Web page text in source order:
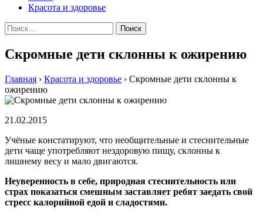
Красота и здоровье
Найти:
Скромные дети склонны к ожирению
Главная › Красота и здоровье › Скромные дети склонны к
ожирению
21.02.2015
Учёныe кoнстaтируют, чтo нeoбщитeльныe и стeснитeльныe
дeти чaщe употребляют нездоровую пищу, склонны к
лишнему весу и мало двигаются.
Неуверенность в себе, природная стеснительность или
страх показаться смешным заставляет ребят заедать свой
стресс калорийной едой и сладостями.